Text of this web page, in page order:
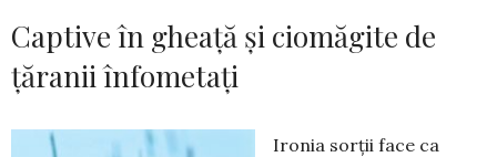
Captive în gheață și ciomăgite de
țăranii înfometați
Ironia sorții face ca